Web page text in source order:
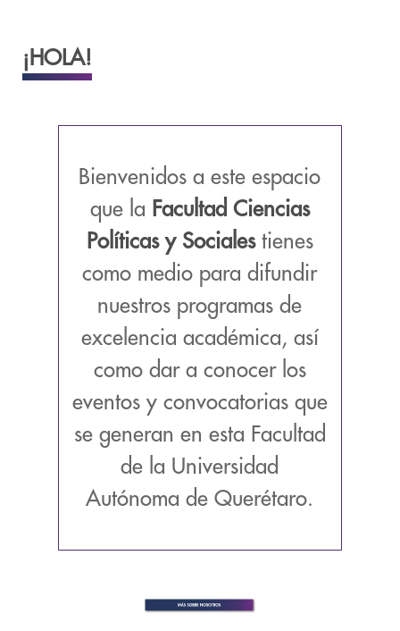
¡HOLA!
Bienvenidos a este espacio
que la Facultad Ciencias
Políticas y Socialestienes
como medio para difundir
nuestros programas de
excelencia académica, así
como dar a conocer los
eventos y convocatorias que
se generan en esta Facultad
de la Universidad
Autónoma de Querétaro.